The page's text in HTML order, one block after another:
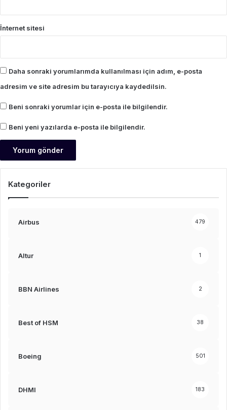
İnternet sitesi
Daha sonraki yorumlarımda kullanılması için adım, e-posta
adresim ve site adresim bu tarayıcıya kaydedilsin.
Beni sonraki yorumlar için e-posta ile bilgilendir.
Beni yeni yazılarda e-posta ile bilgilendir.
Kategoriler
Airbus 479
Altur 1
BBN Airlines 2
Best of HSM 38
Boeing 501
DHMI 183